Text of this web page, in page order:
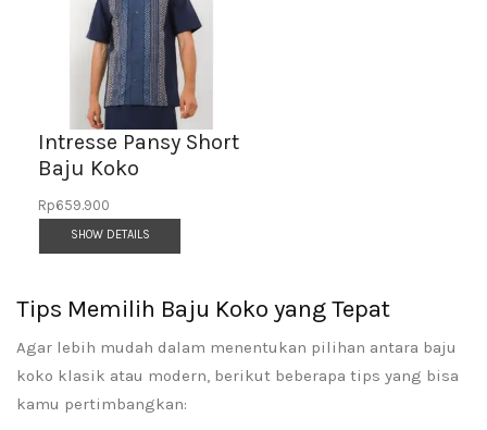
Intresse Pansy Short
Baju Koko
Rp659.900
SHOW DETAILS
Tips Memilih Baju Koko yang Tepat
Agar lebih mudah dalam menentukan pilihan antara baju
koko klasik atau modern, berikut beberapa tips yang bisa
kamu pertimbangkan: